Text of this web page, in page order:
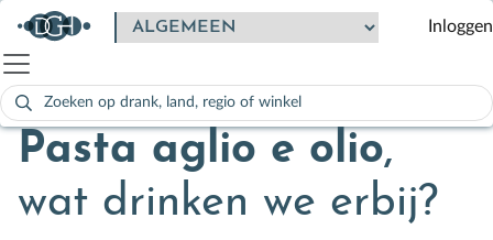
Zoeken
naar:
Als de resultaten voor automatisch aanvullen beschikbaar zijn,
Inloggen
Pasta aglio e olio,
wat drinken we erbij?